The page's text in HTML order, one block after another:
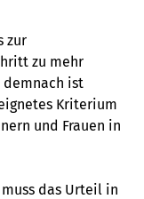
zur
zu mehr
ist
Kriterium
und Frauen in
das Urteil in